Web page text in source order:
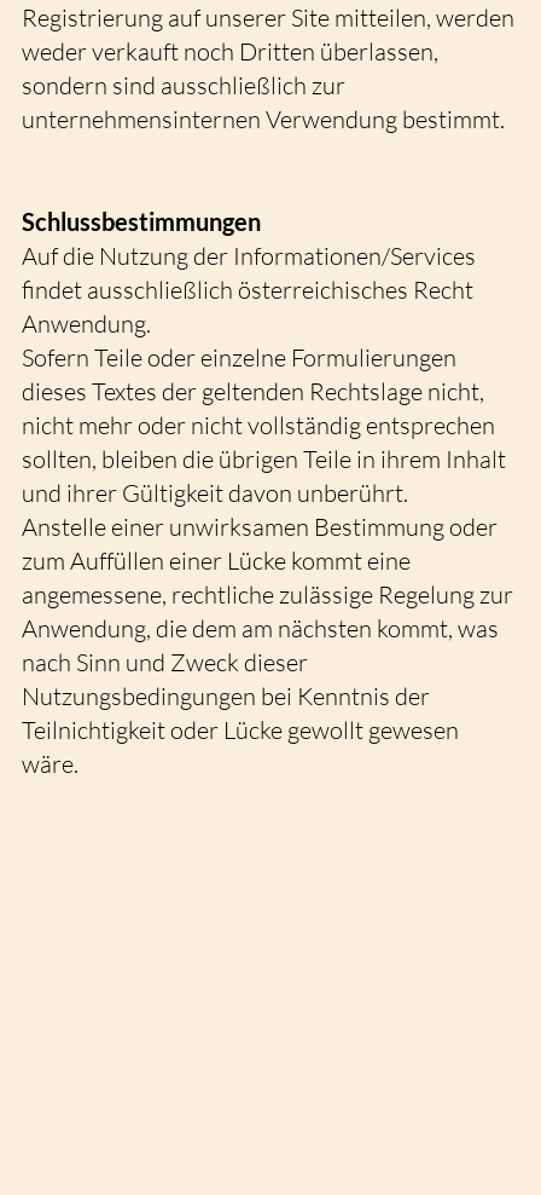
Registrierung auf unserer Site mitteilen, werden
weder verkauft noch Dritten überlassen,
sondern sind ausschließlich zur
unternehmensinternen Verwendung bestimmt.
Schlussbestimmungen
Auf die Nutzung der Informationen/Services
findet ausschließlich österreichisches Recht
Anwendung.
Sofern Teile oder einzelne Formulierungen
dieses Textes der geltenden Rechtslage nicht,
nicht mehr oder nicht vollständig entsprechen
sollten, bleiben die übrigen Teile in ihrem Inhalt
und ihrer Gültigkeit davon unberührt.
Anstelle einer unwirksamen Bestimmung oder
zum Auffüllen einer Lücke kommt eine
angemessene, rechtliche zulässige Regelung zur
Anwendung, die dem am nächsten kommt, was
nach Sinn und Zweck dieser
Nutzungsbedingungen bei Kenntnis der
Teilnichtigkeit oder Lücke gewollt gewesen
wäre.